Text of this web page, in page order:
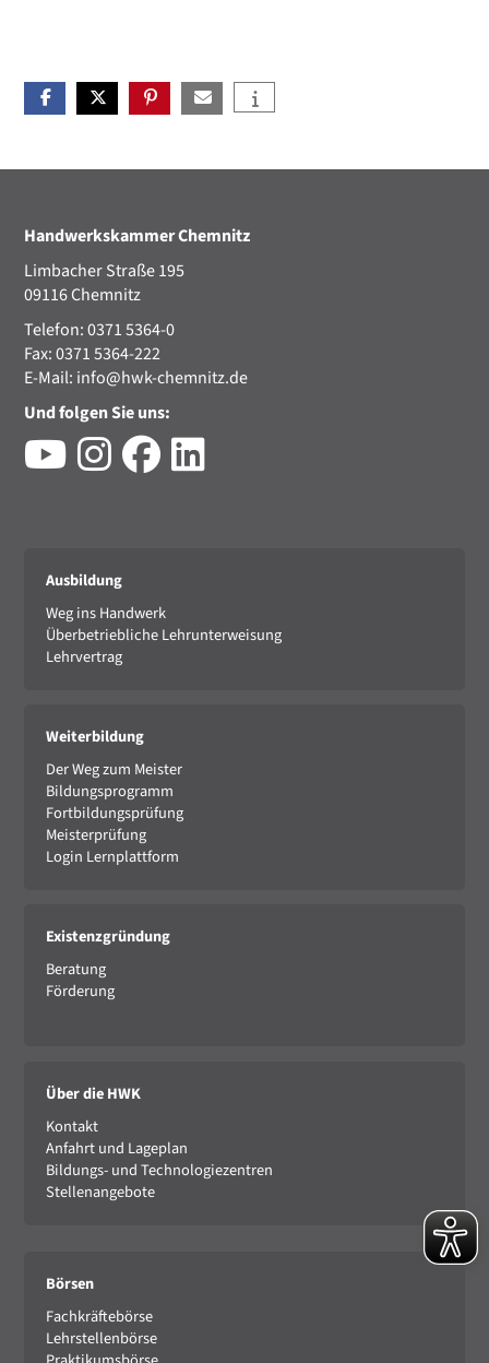
Handwerkskammer Chemnitz
Limbacher Straße 195
09116 Chemnitz
Telefon: 0371 5364-0
Fax: 0371 5364-222
E-Mail: info@hwk-chemnitz.de
Und folgen Sie uns:
Ausbildung
Weg ins Handwerk
Überbetriebliche Lehrunterweisung
Lehrvertrag
Weiterbildung
Der Weg zum Meister
Bildungsprogramm
Fortbildungsprüfung
Meisterprüfung
Login Lernplattform
Existenzgründung
Beratung
Förderung
Über die HWK
Kontakt
Anfahrt und Lageplan
Bildungs- und Technologiezentren
Stellenangebote
Börsen
Fachkräftebörse
Lehrstellenbörse